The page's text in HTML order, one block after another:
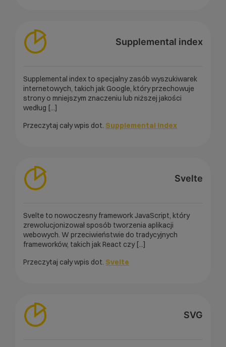
Supplemental index
Supplemental index to specjalny zasób wyszukiwarek
internetowych, takich jak Google, który przechowuje
strony o mniejszym znaczeniu lub niższej jakości
według [...]
Przeczytaj cały wpis dot. Supplemental index
Svelte
Svelte to nowoczesny framework JavaScript, który
zrewolucjonizował sposób tworzenia aplikacji
webowych. W przeciwieństwie do tradycyjnych
frameworków, takich jak React czy [...]
Przeczytaj cały wpis dot. Svelte
SVG